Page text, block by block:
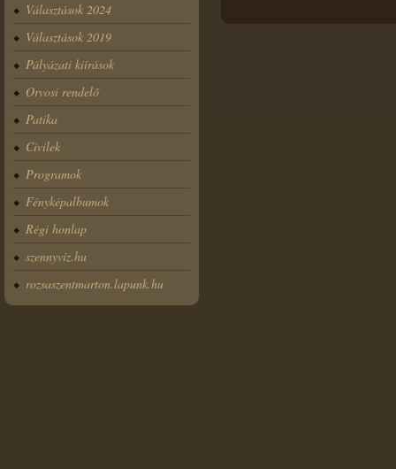
Választások 2024
Választások 2019
Pályázati kiírások
Orvosi rendelő
Patika
Civilek
Programok
Fényképalbumok
Régi honlap
szennyvíz.hu
rozsaszentmarton.lapunk.hu